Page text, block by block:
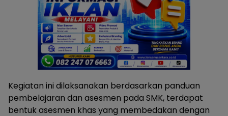
Kegiatan ini dilaksanakan berdasarkan panduan
pembelajaran dan asesmen pada SMK, terdapat
bentuk asesmen khas yang membedakan dengan